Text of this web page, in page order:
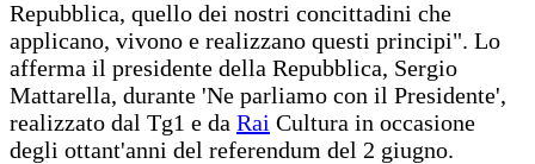
Repubblica, quello dei nostri concittadini che
applicano, vivono e realizzano questi principi". Lo
afferma il presidente della Repubblica, Sergio
Mattarella, durante 'Ne parliamo con il Presidente',
realizzato dal Tg1 e da Rai Cultura in occasione
degli ottant'anni del referendum del 2 giugno.